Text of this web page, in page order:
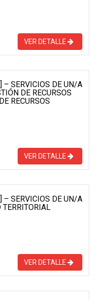
VER DETALLE
SERVICIOS DE UN/A
DE RECURSOS
RECURSOS
VER DETALLE
SERVICIOS DE UN/A
VER DETALLE